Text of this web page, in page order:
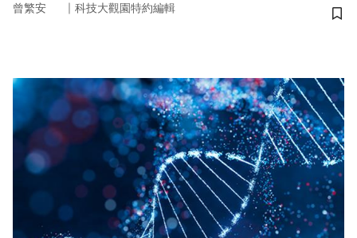
曾繁安 ｜ 科技大觀園特約編輯
儲